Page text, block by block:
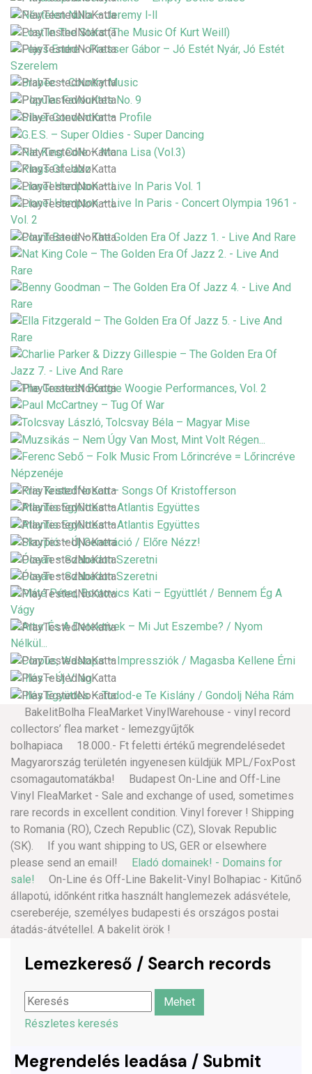
BakelitBolha FleaMarket VinylWarehouse - vinyl record
collectors’ flea market - lemezgyűjtők
bolhapiaca 18.000.- Ft feletti értékű megrendelésedet
Magyarország területén ingyenesen küldjük MPL/FoxPost
csomagautomatákba! Budapest On-Line and Off-Line
Vinyl FleaMarket - Sale and exchange of used, sometimes
rare records in excellent condition. Vinyl forever ! Shipping
to Romania (RO), Czech Republic (CZ), Slovak Republic
(SK). If you want shipping to US, GER or elsewhere
please send an email! Eladó domainek! - Domains for
sale!
On-Line és Off-Line Bakelit-Vinyl Bolhapiac - Kitűnő
állapotú, időnként ritka használt hanglemezek adásvétele,
csereberéje, személyes budapesti és országos postai
átadás-átvétellel. A bakelit örök !
Lemezkereső / Search records
Részletes keresés
Megrendelés leadása / Submit